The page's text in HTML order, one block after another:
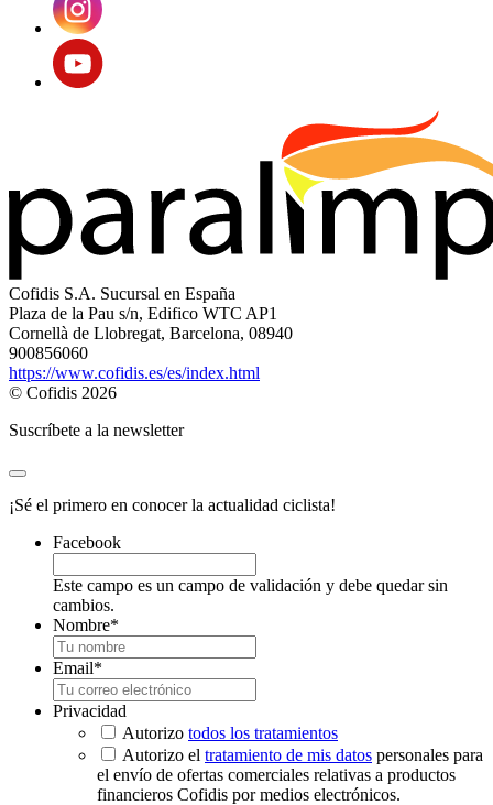
Cofidis S.A. Sucursal en España
Plaza de la Pau s/n, Edifico WTC AP1
Cornellà de Llobregat, Barcelona, 08940
900856060
https://www.cofidis.es/es/index.html
© Cofidis 2026
Suscríbete a la newsletter
¡Sé el primero en conocer la actualidad ciclista!
Facebook
Este campo es un campo de validación y debe quedar sin
cambios.
Nombre*
Email*
Privacidad
Autorizo todos los tratamientos
Autorizo el tratamiento de mis datos personales para
el envío de ofertas comerciales relativas a productos
financieros Cofidis por medios electrónicos.